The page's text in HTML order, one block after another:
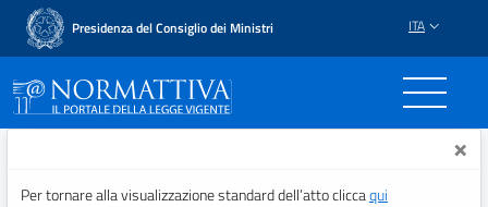
Presidenza del Consiglio dei Ministri ITA
Normattiva - Il portale ×
Per tornare alla visualizzazione standard dell’atto cliccaqui